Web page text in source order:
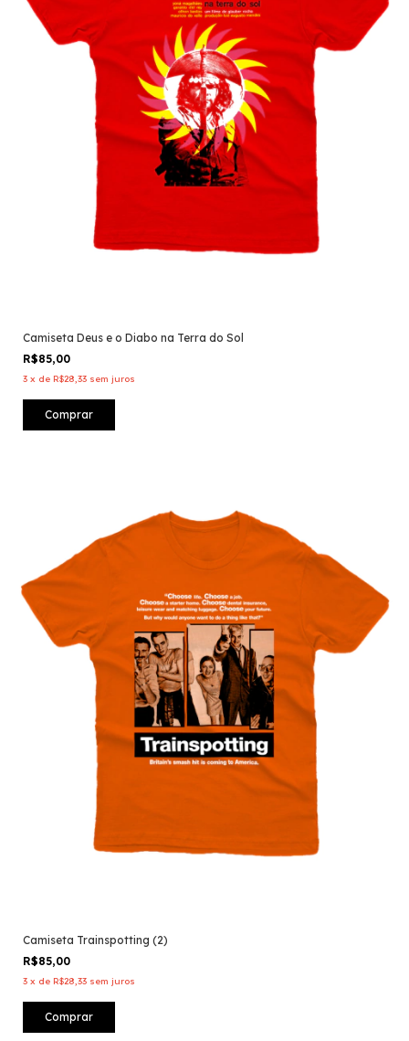
Camiseta Deus e o Diabo na Terra do Sol
R$85,00
3 x de R$28,33 sem juros
Comprar
Camiseta Trainspotting (2)
R$85,00
3 x de R$28,33 sem juros
Comprar